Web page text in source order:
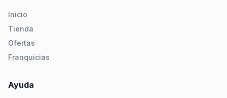
Inicio
Tienda
Ofertas
Franquicias
Ayuda